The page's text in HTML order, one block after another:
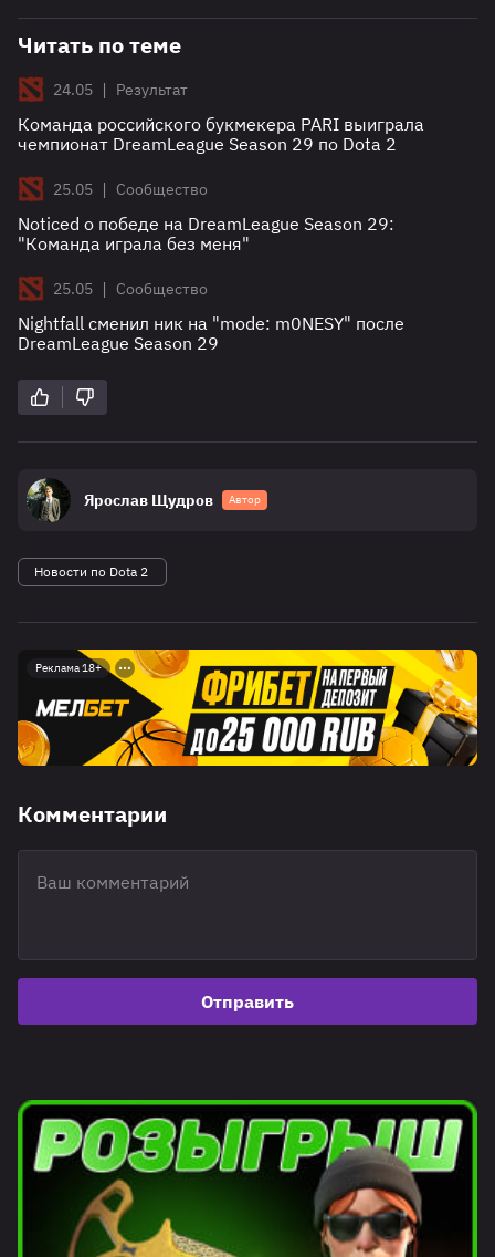
Читать по теме
24.05 | Результат
Команда российского букмекера PARI выиграла
чемпионат DreamLeague Season 29 по Dota 2
25.05 | Сообщество
Noticed о победе на DreamLeague Season 29:
"Команда играла без меня"
25.05 | Сообщество
Nightfall сменил ник на "mode: m0NESY" после
DreamLeague Season 29
Ярослав Щудров Автор
Новости по Dota 2
Реклама 18+
Комментарии
Отправить